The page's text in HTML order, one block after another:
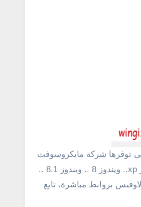
من خلال موقعها الرسمى للمستخدمين من أجل تحميل أى نسخة ويندوز، وقد تعرفنا فى مقال سابق على كيفية تحميل جميع نسخ الويندوز {ويندوز xp.. ويندوز 8 .. ويندوز 8.1 ..
بروابط مباشرة، تابع